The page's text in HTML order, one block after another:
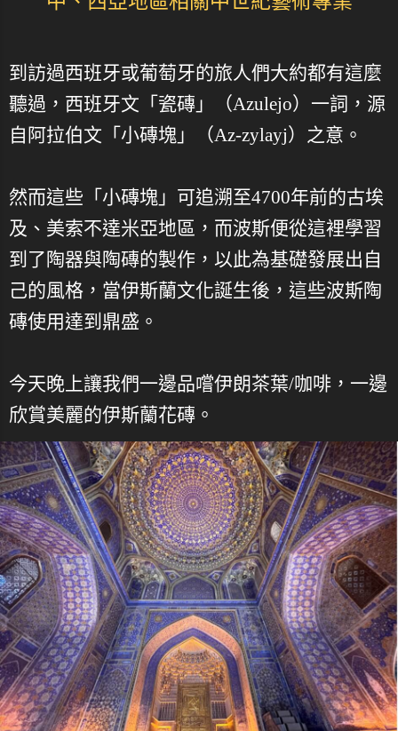
到訪過西班牙或葡萄牙的旅人們大約都有這麼
聽過，西班牙文「瓷磚」（Azulejo）一詞，源
自阿拉伯文「小磚塊」（Az-zylayj）之意。
然而這些「小磚塊」可追溯至4700年前的古埃
及、美索不達米亞地區，而波斯便從這裡學習
到了陶器與陶磚的製作，以此為基礎發展出自
己的風格，當伊斯蘭文化誕生後，這些波斯陶
磚使用達到鼎盛。
今天晚上讓我們一邊品嚐伊朗茶葉/咖啡，一邊
欣賞美麗的伊斯蘭花磚。